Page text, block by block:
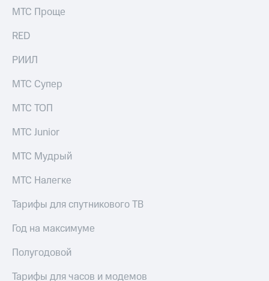
Порядок
выкупа
Описание
Уведомление
погашении
облигаций
Реквизиты
Контакты
развитие
На главную
МТС Проще
RED
РИИЛ
МТС Супер
МТС ТОП
МТС Junior
МТС Мудрый
МТС Налегке
Тарифы для спутникового ТВ
Год на максимуме
Полугодовой
Тарифы для часов и модемов